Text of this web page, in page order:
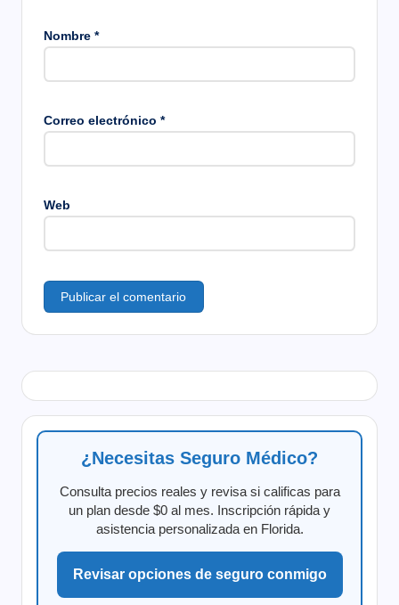
Nombre *
Correo electrónico *
Web
¿Necesitas Seguro Médico?
Consulta precios reales y revisa si calificas para
un plan desde $0 al mes. Inscripción rápida y
asistencia personalizada en Florida.
Revisar opciones de seguro conmigo